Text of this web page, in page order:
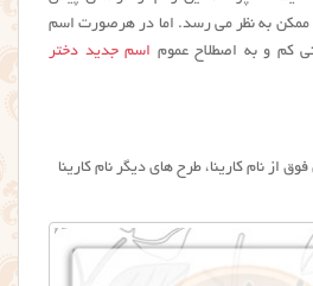
ممکن به نظر می رسد. اما در هرصورت اسم
کم و به اصطلاح عموم اسم جدید دختر
از نام کارینا، طرح های دیگر نام كارينا